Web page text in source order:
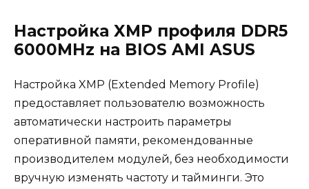
Настройка XMP профиля DDR5
6000MHz на BIOS AMI ASUS
Настройка XMP (Extended Memory Profile)
предоставляет пользователю возможность
автоматически настроить параметры
оперативной памяти, рекомендованные
производителем модулей, без необходимости
вручную изменять частоту и тайминги. Это